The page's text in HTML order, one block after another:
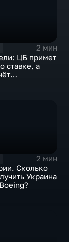
2 мин
ЦБ примет
ставке, а
2 мин
Сколько
Украина